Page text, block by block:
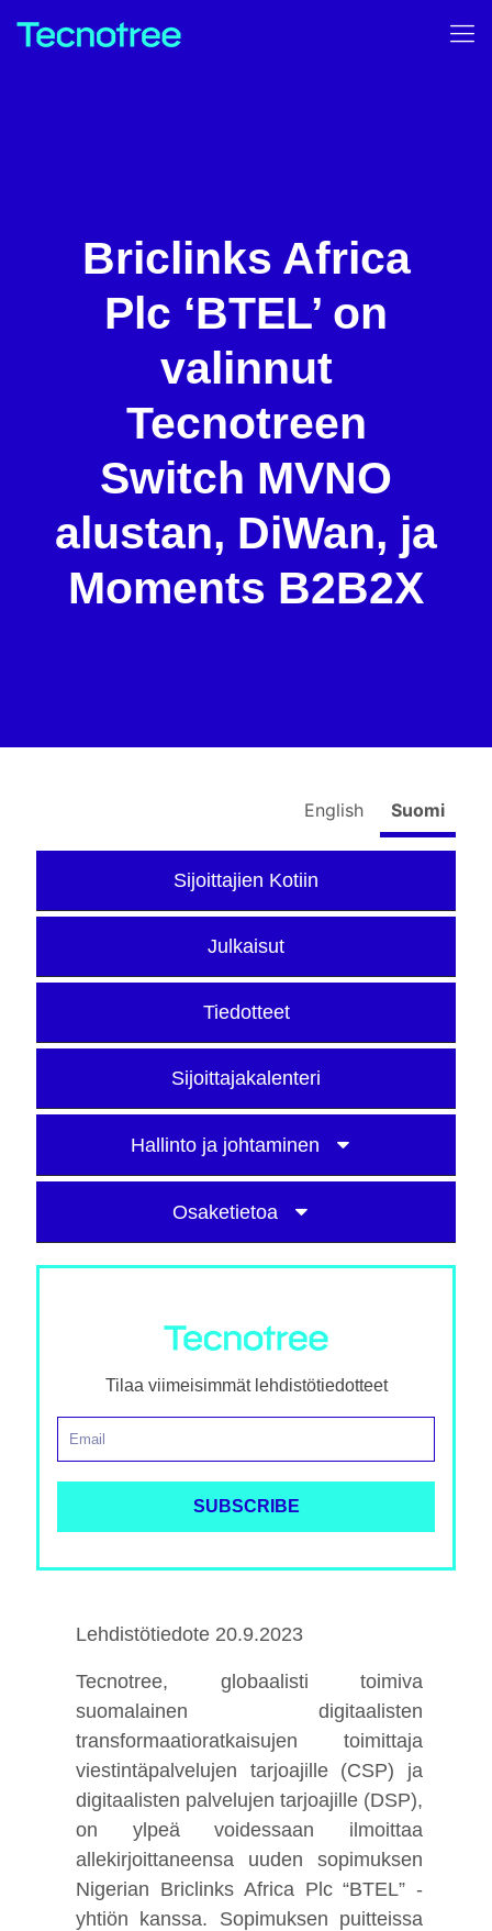
Briclinks Africa
Plc ‘BTEL’ on
valinnut
Tecnotreen
Switch MVNO
alustan, DiWan, ja
Moments B2B2X
English Suomi
Sijoittajien Kotiin
Julkaisut
Tiedotteet
Sijoittajakalenteri
Hallinto ja johtaminen
Osaketietoa
Tilaa viimeisimmät lehdistötiedotteet
Lehdistötiedote 20.9.2023
Tecnotree, globaalisti toimiva
suomalainen digitaalisten
transformaatioratkaisujen toimittaja
viestintäpalvelujen tarjoajille (CSP) ja
digitaalisten palvelujen tarjoajille (DSP),
on ylpeä voidessaan ilmoittaa
allekirjoittaneensa uuden sopimuksen
Nigerian Briclinks Africa Plc “BTEL” -
yhtiön kanssa. Sopimuksen puitteissa